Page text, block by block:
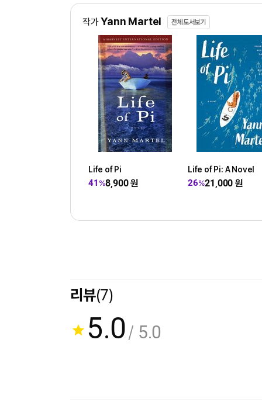
작가Yann Martel 전체도서보기
Life of Pi
41 %8,900원
Life of Pi: A Novel
26%21,000원
리뷰(7)
5.0/ 5.0